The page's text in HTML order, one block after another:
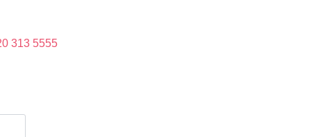
313 5555